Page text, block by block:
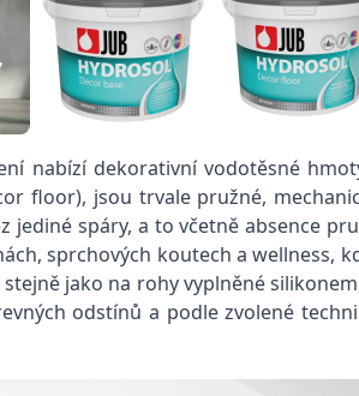
nabízí dekorativní vodotěsné
floor), jsou trvale pružné,
spáry, a to včetně absence
sprchových koutech a wellness,
jako na rohy vyplněné
odstínů a podle zvolené